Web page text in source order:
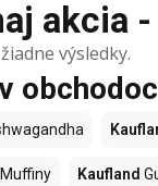
akcia
výsledky.
Muffiny Kaufland